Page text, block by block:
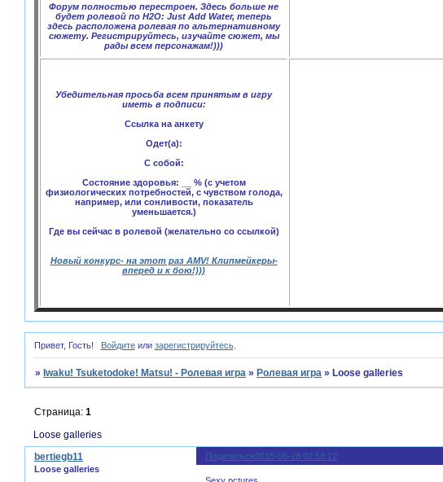
Форум полностью перестроен. Здесь больше не
будет ролевой по H2O: Just Add Water, теперь
здесь расположена ролевая по альтернативному
сюжету. Регистрируйтесь, изучайте сюжет, мы
рады всем персонажам!)))
Убедительная просьба всем принятым в игру
иметь в подписи:
Ссылка на анкету
Одет(а):
С собой:
Состояние здоровья: __ % (с учетом
физиологических потребностей, с чувством голода,
например, или сонливости, показатель
уменьшается.)
Где вы сейчас в ролевой (желательно со ссылкой)
Новый конкурс- на этот раз AMV! Клипмейкеры-
вперед и к бою!)))
Привет, Гость! Войдитеили зарегистрируйтесь.
» Iwaku! Tsuketodoke! Matsu! - Ролевая игра » Ролевая игра » Loose galleries
Loose galleries
Страница:1
Поделиться2015-05-28 02:58:12
bertiegb11
Loose galleries